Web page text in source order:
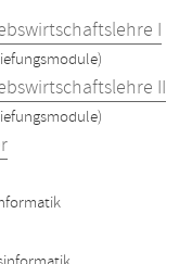
I
II